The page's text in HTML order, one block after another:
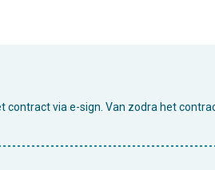
contract via e-sign. Van zodra het